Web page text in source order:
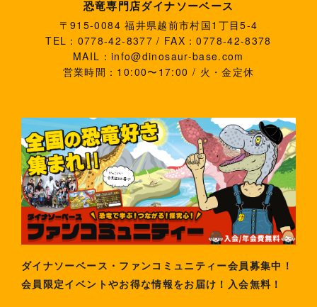
恐竜専門店ダイナソーベース
〒915-0084 福井県越前市村国1丁目5-4
TEL：0778-42-8377 / FAX：0778-42-8378
MAIL：info@dinosaur-base.com
営業時間：10:00〜17:00 / 火・金定休
ダイナソーベース・ファンコミュニティー会員募集中！
会員限定イベントやお得な情報をお届け！入会無料！